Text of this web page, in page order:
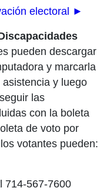
electoral ►
pueden descargar
y marcarla
y luego
las
con la boleta
de voto por
votantes pueden:
714-567-7600